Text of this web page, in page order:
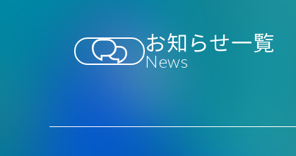
お知らせ一覧
News